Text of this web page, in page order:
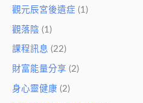
觀元辰宮後遺症 (1)
觀落陰 (1)
課程訊息 (22)
財富能量分享 (2)
身心靈健康 (2)